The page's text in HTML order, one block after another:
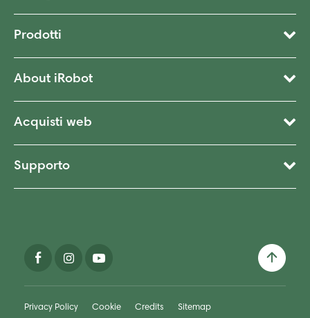
Prodotti
About iRobot
Acquisti web
Supporto
Privacy Policy Cookie Credits Sitemap